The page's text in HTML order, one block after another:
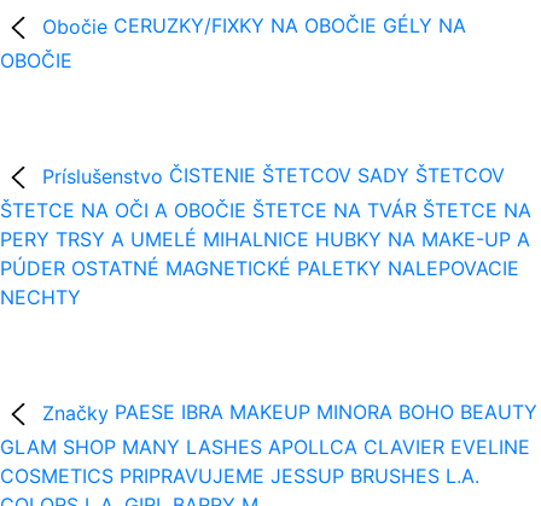
Obočie CERUZKY/FIXKY NA OBOČIE GÉLY NA
OBOČIE
Príslušenstvo ČISTENIE ŠTETCOV SADY ŠTETCOV
ŠTETCE NA OČI A OBOČIE ŠTETCE NA TVÁR ŠTETCE NA
PERY TRSY A UMELÉ MIHALNICE HUBKY NA MAKE-UP A
PÚDER OSTATNÉ MAGNETICKÉ PALETKY NALEPOVACIE
NECHTY
Značky PAESE IBRA MAKEUP MINORA BOHO BEAUTY
GLAM SHOP MANY LASHES APOLLCA CLAVIER EVELINE
COSMETICS PRIPRAVUJEME JESSUP BRUSHES L.A.